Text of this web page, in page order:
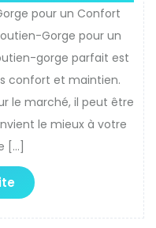
pour un Confort
Gorge pour un
gorge parfait est
confort et maintien.
le marché, il peut être
le mieux à votre
[…]